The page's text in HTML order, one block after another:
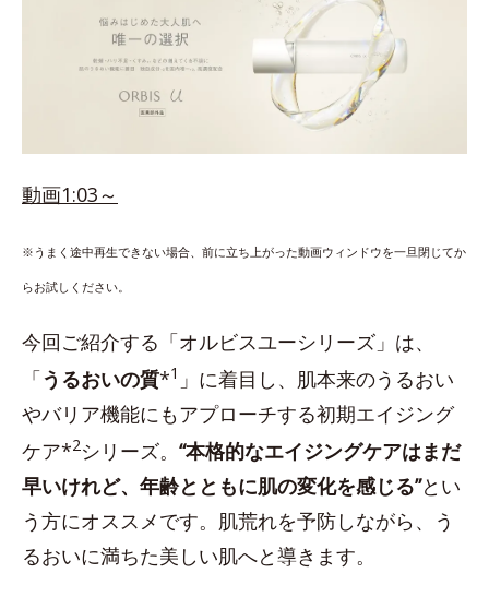
動画1:03～
※うまく途中再生できない場合、前に立ち上がった動画ウィンドウを一旦閉じてか
らお試しください。
今回ご紹介する「オルビスユーシリーズ」は、
「うるおいの質*1 」に着目し、肌本来のうるおい
やバリア機能にもアプローチする初期エイジング
ケア*2シリーズ。 “本格的なエイジングケアはまだ
早いけれど、年齢とともに肌の変化を感じる”とい
う方にオススメです。肌荒れを予防しながら、う
るおいに満ちた美しい肌へと導きます。